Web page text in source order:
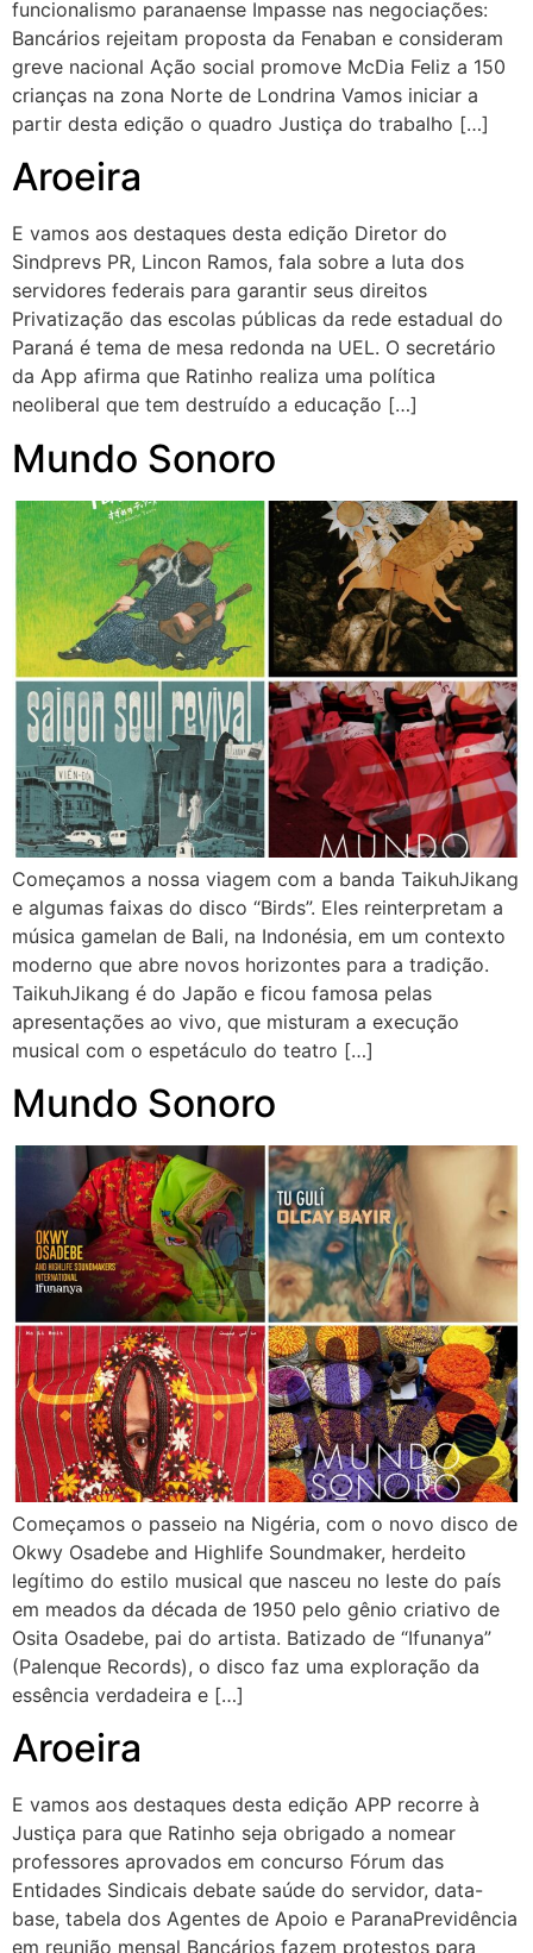
funcionalismo paranaense Impasse nas negociações:
Bancários rejeitam proposta da Fenaban e consideram
greve nacional Ação social promove McDia Feliz a 150
crianças na zona Norte de Londrina Vamos iniciar a
partir desta edição o quadro Justiça do trabalho […]
Aroeira
E vamos aos destaques desta edição Diretor do
Sindprevs PR, Lincon Ramos, fala sobre a luta dos
servidores federais para garantir seus direitos
Privatização das escolas públicas da rede estadual do
Paraná é tema de mesa redonda na UEL. O secretário
da App afirma que Ratinho realiza uma política
neoliberal que tem destruído a educação […]
Mundo Sonoro
Começamos a nossa viagem com a banda TaikuhJikang
e algumas faixas do disco “Birds”. Eles reinterpretam a
música gamelan de Bali, na Indonésia, em um contexto
moderno que abre novos horizontes para a tradição.
TaikuhJikang é do Japão e ficou famosa pelas
apresentações ao vivo, que misturam a execução
musical com o espetáculo do teatro […]
Mundo Sonoro
Começamos o passeio na Nigéria, com o novo disco de
Okwy Osadebe and Highlife Soundmaker, herdeito
legítimo do estilo musical que nasceu no leste do país
em meados da década de 1950 pelo gênio criativo de
Osita Osadebe, pai do artista. Batizado de “Ifunanya”
(Palenque Records), o disco faz uma exploração da
essência verdadeira e […]
Aroeira
E vamos aos destaques desta edição APP recorre à
Justiça para que Ratinho seja obrigado a nomear
professores aprovados em concurso Fórum das
Entidades Sindicais debate saúde do servidor, data-
base, tabela dos Agentes de Apoio e ParanaPrevidência
em reunião mensal Bancários fazem protestos para